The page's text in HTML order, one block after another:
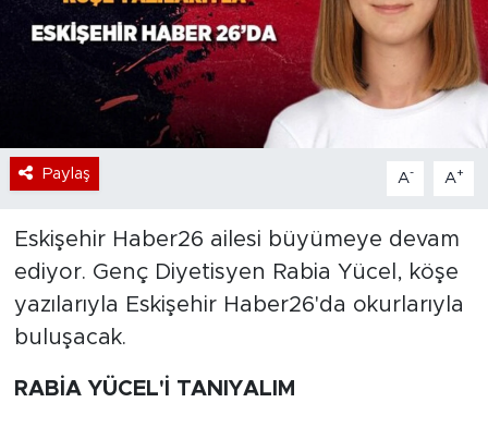
Paylaş A- A+
Eskişehir Haber26 ailesi büyümeye devam
ediyor. Genç Diyetisyen Rabia Yücel, köşe
yazılarıyla Eskişehir Haber26'da okurlarıyla
buluşacak.
RABİA YÜCEL'İ TANIYALIM
Teknoloji
Magazin
Sektör